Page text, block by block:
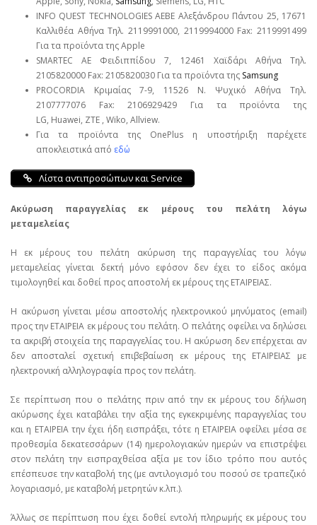
INFO QUEST TECHNOLOGIES ΑΕΒΕ Αλεξάνδρου Πάντου 25, 17671
Καλλιθέα Αθήνα Τηλ. 2119991000, 2119994000 Fax: 2119991499
Για τα προϊόντα της Apple
SMARTEC ΑΕ Φειδιππίδου 7, 12461 Χαϊδάρι Αθήνα Τηλ.
2105820000 Fax: 2105820030 Για τα προϊόντα της Samsung
PROCORDIA Κριμαίας 7-9, 11526 Ν. Ψυχικό Αθήνα Τηλ.
2107777076 Fax: 2106929429 Για τα προϊόντα της
LG, Huawei, ΖΤΕ , Wiko, Allview.
Για τα προϊόντα της OnePlus η υποστήριξη παρέχετε
αποκλειστικά από εδώ
Λίστα αντιπροσώπων και Service
Ακύρωση παραγγελίας εκ μέρους του πελάτη λόγω
μεταμελείας
Η εκ μέρους του πελάτη ακύρωση της παραγγελίας του λόγω
μεταμελείας γίνεται δεκτή μόνο εφόσον δεν έχει το είδος ακόμα
τιμολογηθεί και δοθεί προς αποστολή εκ μέρους της ΕΤΑΙΡΕΙΑΣ.
Η ακύρωση γίνεται μέσω αποστολής ηλεκτρονικού μηνύματος (email)
προς την ΕΤΑΙΡΕΙΑ εκ μέρους του πελάτη. Ο πελάτης οφείλει να δηλώσει
τα ακριβή στοιχεία της παραγγελίας του. Η ακύρωση δεν επέρχεται αν
δεν αποσταλεί σχετική επιβεβαίωση εκ μέρους της ΕΤΑΙΡΕΙΑΣ με
ηλεκτρονική αλληλογραφία προς τον πελάτη.
Σε περίπτωση που ο πελάτης πριν από την εκ μέρους του δήλωση
ακύρωσης έχει καταβάλει την αξία της εγκεκριμένης παραγγελίας του
και η ΕΤΑΙΡΕΙΑ την έχει ήδη εισπράξει, τότε η ΕΤΑΙΡΕΙΑ οφείλει μέσα σε
προθεσμία δεκατεσσάρων (14) ημερολογιακών ημερών να επιστρέψει
στον πελάτη την εισπραχθείσα αξία με τον ίδιο τρόπο που αυτός
επέσπευσε την καταβολή της (με αντιλογισμό του ποσού σε τραπεζικό
λογαριασμό, με καταβολή μετρητών κ.λπ.).
Άλλως σε περίπτωση που έχει δοθεί εντολή πληρωμής εκ μέρους του